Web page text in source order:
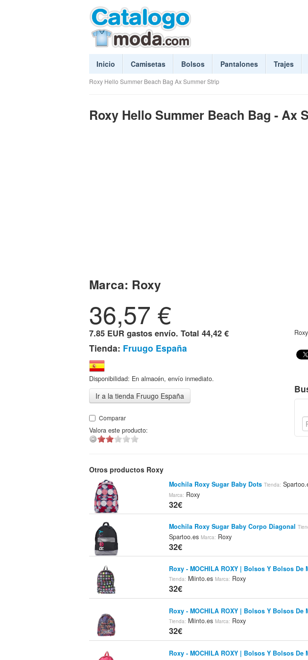
Inicio Camisetas Bolsos Pantalones Trajes
Roxy Hello Summer Beach Bag Ax Summer Strip
Roxy Hello Summer Beach Bag - Ax
Marca: Roxy
36,57 €
7.85 EUR gastos envío. Total 44,42 €
Tienda: Fruugo España
Disponibilidad: En almacén, envío inmediato.
Ir a la tienda Fruugo España
Comparar
Valora este producto:
Otros productos Roxy
Mochila Roxy Sugar Baby Dots Tienda:
Marca: Roxy
32€
Mochila Roxy Sugar Baby Corpo Diagonal
Spartoo.esMarca: Roxy
32€
Roxy - MOCHILA ROXY | Bolsos Y Bolsos De
Tienda: Miinto.esMarca: Roxy
32€
Roxy - MOCHILA ROXY | Bolsos Y Bolsos De
Tienda: Miinto.esMarca: Roxy
32€
Roxy - MOCHILA ROXY | Bolsos Y Bolsos De